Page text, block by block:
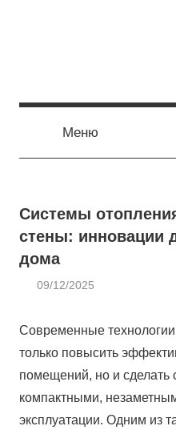
Меню
Системы
стены: инновации
дома
09/12/2025
Современные
только повысить
помещений, но и сделать
компактными,
эксплуатации. Одним из